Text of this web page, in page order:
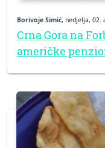
Borivoje Simić, nedjelja, 02.
Crna Gora na
američke